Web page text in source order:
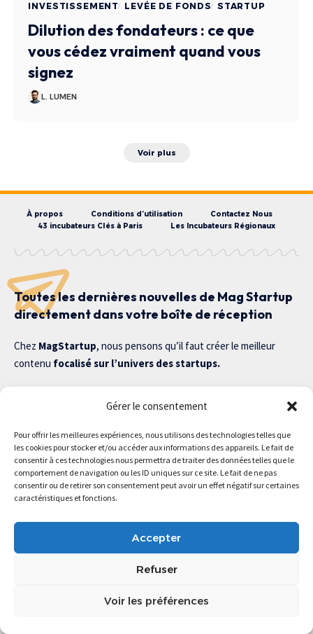
Gérer le consentement
Pour offrir les meilleures expériences, nous utilisons des technologies telles que
les cookies pour stocker et/ou accéder aux informations des appareils. Le fait de
consentir à ces technologies nous permettra de traiter des données telles que le
comportement de navigation ou les ID uniques sur ce site. Le fait de ne pas
consentir ou de retirer son consentement peut avoir un effet négatif sur certaines
caractéristiques et fonctions.
Accepter
Refuser
Voir les préférences
INVESTISSEMENT LEVÉE DE FONDS STARTUP
Dilution des fondateurs : ce que
vous cédez vraiment quand vous
signez
L. LUMEN
Voir plus
À propos Conditions d’utilisation
Contactez Nous
43 incubateurs Clés à Paris
Les Incubateurs Régionaux
Toutes les dernières nouvelles de Mag Startup
directement dans votre boîte de réception
Chez MagStartup, nous pensons qu’il faut créer le meilleur
contenu focalisé sur l’univers des startups.
Bientôt disponible
Notre site web enregistre des cookies sur votre ordinateur. Ils
nous permettent de nous souvenir de vous et de personnaliser
Lisez notre politique de confidentialité pour plus d’informations.
Magstartup.com © 2025 Tous droits réservés.